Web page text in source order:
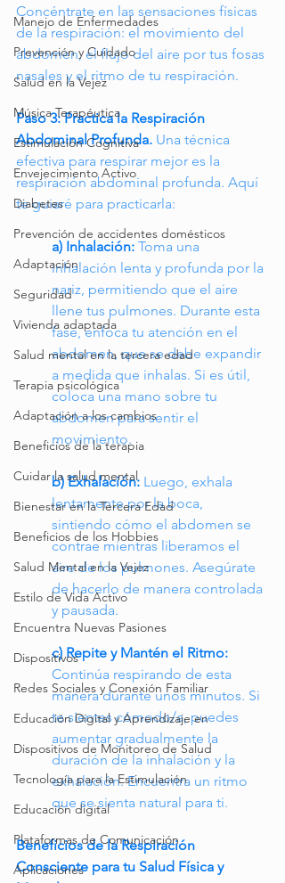
Manejo de Enfermedades
Prevención y Cuidado
Salud en la Vejez
Música Terapéutica
Estimulación Cognitiva
Envejecimiento Activo
Diabetes
Prevención de accidentes domésticos
Adaptación
Seguridad
Vivienda adaptada
Salud mental en la tercera edad
Terapia psicológica
Adaptación a los cambios
Beneficios de la terapia
Cuidar la salud mental
Bienestar en la Tercera Edad
Beneficios de los Hobbies
Salud Mental en la Vejez
Estilo de Vida Activo
Encuentra Nuevas Pasiones
Dispositivos
Redes Sociales y Conexión Familiar
Educación Digital y Aprendizaje en
Dispositivos de Monitoreo de Salud
Tecnología para la Estimulación
Educación digital
Plataformas de Comunicación
Aplicaciones
Concéntrate en las sensaciones físicas
de la respiración: el movimiento del
abdomen, el flujo del aire por tus fosas
nasales y el ritmo de tu respiración.
Paso 3: Practica la Respiración
Abdominal Profunda. Una técnica
efectiva para respirar mejor es la
respiración abdominal profunda. Aquí
te guiaré para practicarla:
a) Inhalación: Toma una
inhalación lenta y profunda por la
nariz, permitiendo que el aire
llene tus pulmones. Durante esta
fase, enfoca tu atención en el
abdomen, que se debe expandir
a medida que inhalas. Si es útil,
coloca una mano sobre tu
abdomen para sentir el
movimiento.
b) Exhalación: Luego, exhala
lentamente por la boca,
sintiendo cómo el abdomen se
contrae mientras liberamos el
aire de los pulmones. Asegúrate
de hacerlo de manera controlada
y pausada.
c) Repite y Mantén el Ritmo:
Continúa respirando de esta
manera durante unos minutos. Si
te sientes cómodo/a, puedes
aumentar gradualmente la
duración de la inhalación y la
exhalación. Encuentra un ritmo
que se sienta natural para ti.
Beneficios de la Respiración
Consciente para tu Salud Física y